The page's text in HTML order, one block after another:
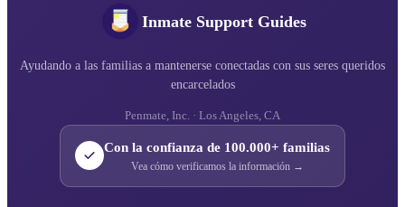
Inmate Support Guides
Ayudando a las familias a mantenerse conectadas con sus seres queridos
encarcelados
Penmate, Inc. · Los Angeles, CA
Con la confianza de 100.000+ familias
Vea cómo verificamos la información →